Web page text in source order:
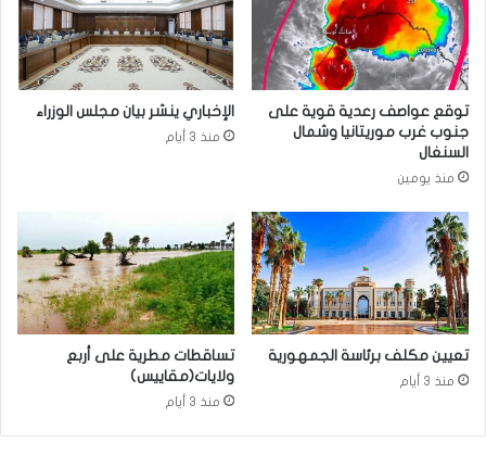
توقع عواصف رعدية قوية على
جنوب غرب موريتانيا وشمال
السنغال
منذ يومين
الإخباري ينشر بيان مجلس الوزراء
منذ 3 أيام
تعيين مكلف برئاسة الجمهورية
منذ 3 أيام
تساقطات مطرية على أربع
ولايات(مقاييس)
منذ 3 أيام